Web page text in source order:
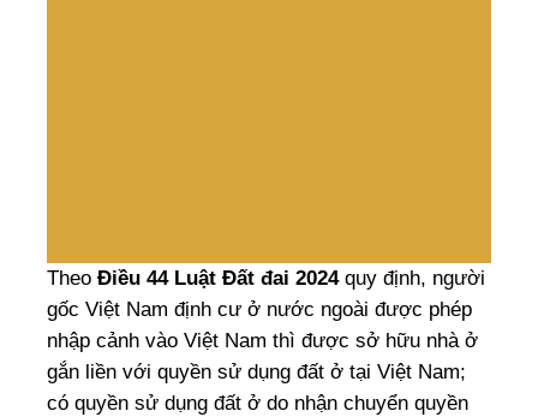
Theo Điều 44 Luật Đất đai 2024quy định, người
gốc Việt Nam định cư ở nước ngoài được phép
nhập cảnh vào Việt Nam thì được sở hữu nhà ở
gắn liền với quyền sử dụng đất ở tại Việt Nam;
có quyền sử dụng đất ở do nhận chuyển quyền